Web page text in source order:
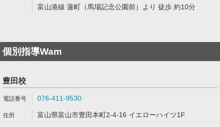
富山港線 蓮町（馬場記念公園前）より 徒歩 約10分
個別指導Wam
豊田校
076-411-9530
富山県富山市豊田本町2-4-16 イエローハイツ1F